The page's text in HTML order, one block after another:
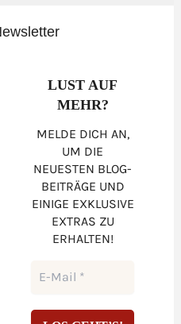
LUST AUF
MEHR?
MELDE DICH AN,
UM DIE
NEUESTEN BLOG-
BEITRÄGE UND
EINIGE EXKLUSIVE
EXTRAS ZU
ERHALTEN!